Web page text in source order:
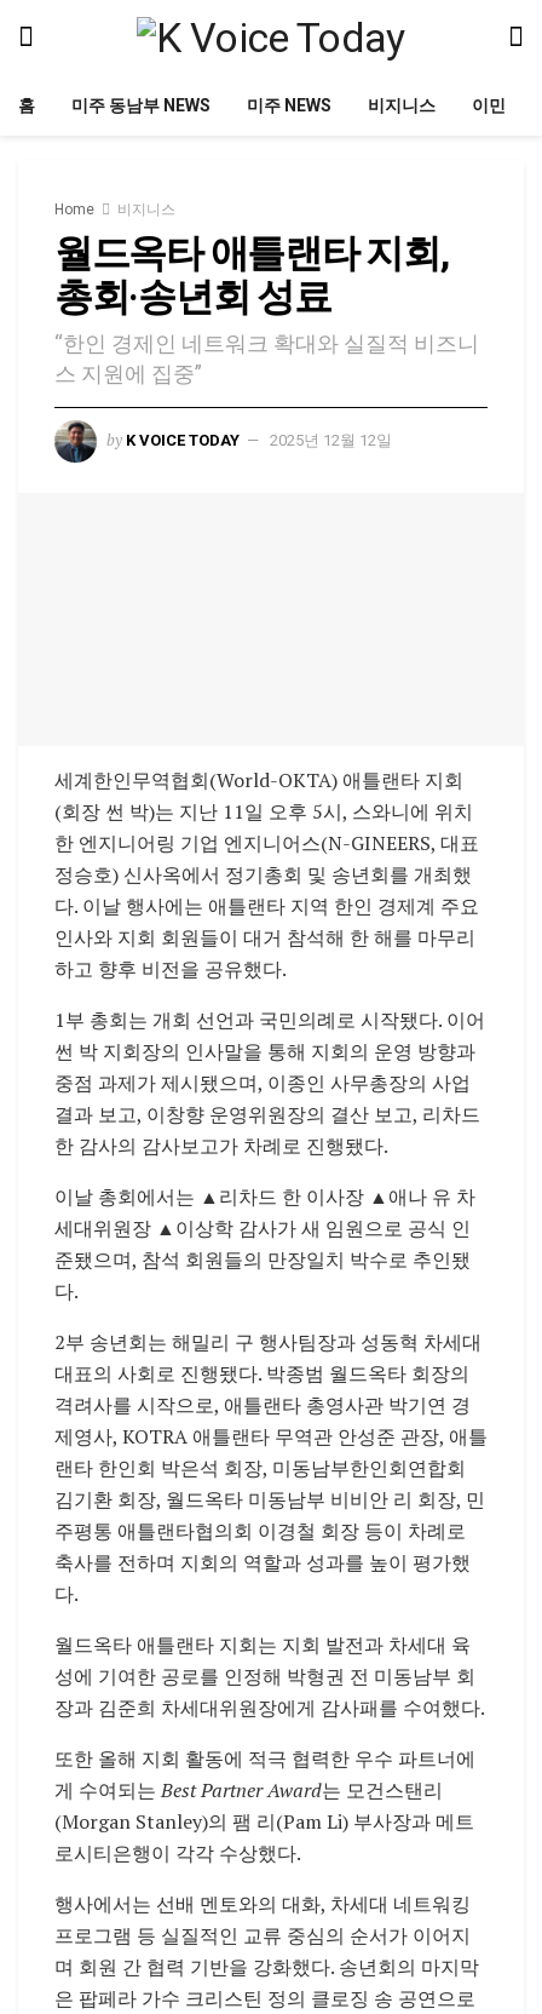
홈 미주 동남부 NEWS 미주 NEWS 비지니스 이민
Home 비지니스
월드옥타 애틀랜타 지회,
총회·송년회 성료
“한인 경제인 네트워크 확대와 실질적 비즈니
스 지원에 집중”
by K VOICE TODAY 2025년 12월 12일
세계한인무역협회(World-OKTA) 애틀랜타 지회
(회장 썬 박)는 지난 11일 오후 5시, 스와니에 위치
한 엔지니어링 기업 엔지니어스(N-GINEERS, 대표
정승호) 신사옥에서 정기총회 및 송년회를 개최했
다. 이날 행사에는 애틀랜타 지역 한인 경제계 주요
인사와 지회 회원들이 대거 참석해 한 해를 마무리
하고 향후 비전을 공유했다.
1부 총회는 개회 선언과 국민의례로 시작됐다. 이어
썬 박 지회장의 인사말을 통해 지회의 운영 방향과
중점 과제가 제시됐으며, 이종인 사무총장의 사업
결과 보고, 이창향 운영위원장의 결산 보고, 리차드
한 감사의 감사보고가 차례로 진행됐다.
이날 총회에서는 ▲리차드 한 이사장 ▲애나 유 차
세대위원장 ▲이상학 감사가 새 임원으로 공식 인
준됐으며, 참석 회원들의 만장일치 박수로 추인됐
다.
2부 송년회는 해밀리 구 행사팀장과 성동혁 차세대
대표의 사회로 진행됐다. 박종범 월드옥타 회장의
격려사를 시작으로, 애틀랜타 총영사관 박기연 경
제영사, KOTRA 애틀랜타 무역관 안성준 관장, 애틀
랜타 한인회 박은석 회장, 미동남부한인회연합회
김기환 회장, 월드옥타 미동남부 비비안 리 회장, 민
주평통 애틀랜타협의회 이경철 회장 등이 차례로
축사를 전하며 지회의 역할과 성과를 높이 평가했
다.
월드옥타 애틀랜타 지회는 지회 발전과 차세대 육
성에 기여한 공로를 인정해 박형권 전 미동남부 회
장과 김준희 차세대위원장에게 감사패를 수여했다.
또한 올해 지회 활동에 적극 협력한 우수 파트너에
게 수여되는Best Partner Award는 모건스탠리
(Morgan Stanley)의 팸 리(Pam Li) 부사장과 메트
로시티은행이 각각 수상했다.
행사에서는 선배 멘토와의 대화, 차세대 네트워킹
프로그램 등 실질적인 교류 중심의 순서가 이어지
며 회원 간 협력 기반을 강화했다. 송년회의 마지막
은 팝페라 가수 크리스틴 정의 클로징 송 공연으로